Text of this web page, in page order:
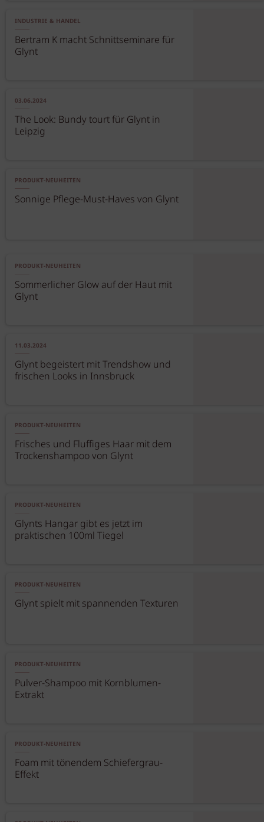
INDUSTRIE & HANDEL
Bertram K macht Schnittseminare für
Glynt
03.06.2024
The Look: Bundy tourt für Glynt in
Leipzig
PRODUKT-NEUHEITEN
Sonnige Pflege-Must-Haves von Glynt
PRODUKT-NEUHEITEN
Sommerlicher Glow auf der Haut mit
Glynt
11.03.2024
Glynt begeistert mit Trendshow und
frischen Looks in Innsbruck
PRODUKT-NEUHEITEN
Frisches und Fluffiges Haar mit dem
Trockenshampoo von Glynt
PRODUKT-NEUHEITEN
Glynts Hangar gibt es jetzt im
praktischen 100ml Tiegel
PRODUKT-NEUHEITEN
Glynt spielt mit spannenden Texturen
PRODUKT-NEUHEITEN
Pulver-Shampoo mit Kornblumen-
Extrakt
PRODUKT-NEUHEITEN
Foam mit tönendem Schiefergrau-
Effekt